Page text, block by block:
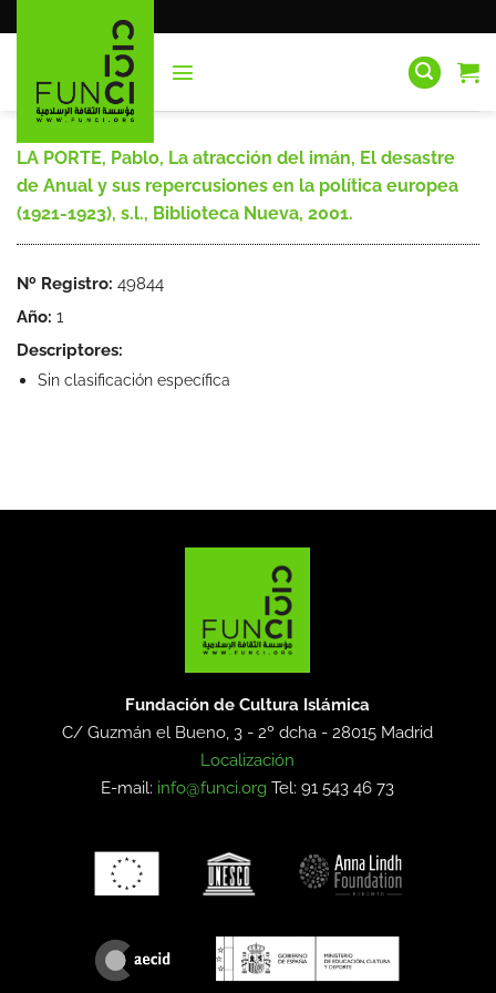
al
LA PORTE, Pablo, La atracción del imán, El desastre
de Anual y sus repercusiones en la política europea
(1921-1923), s.l., Biblioteca Nueva, 2001.
Nº Registro: 49844
Año: 1
Descriptores:
Sin clasificación específica
Fundación de Cultura Islámica
C/ Guzmán el Bueno, 3 - 2º dcha -28015 Madrid
Localización
E-mail: info@funci.org Tel: 91 543 46 73